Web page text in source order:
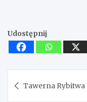
Udostępnij
wpisu
Tawerna